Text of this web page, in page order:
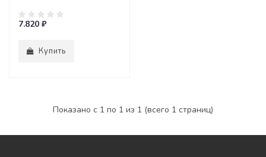
7.820 ₽
Купить
Показано с 1 по 1 из 1 (всего 1 страниц)